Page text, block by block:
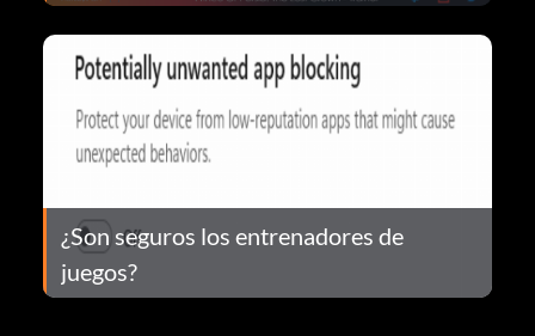
¿Son seguros los entrenadores de
juegos?